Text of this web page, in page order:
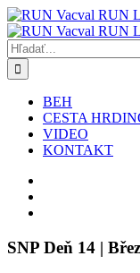
Skip
to
content
Hľadať:
BEH
CESTA
VIDEO
KONTAKT
SNP Deň 14 |